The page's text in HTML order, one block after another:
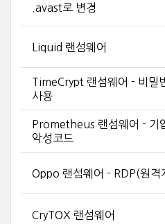
.avast로 변경
Liquid 랜섬웨어
TimeCrypt 랜섬웨어 - 비밀
사용
Prometheus 랜섬웨어 - 기
악성코드
Oppo 랜섬웨어 - RDP(원격
CryTOX 랜섬웨어